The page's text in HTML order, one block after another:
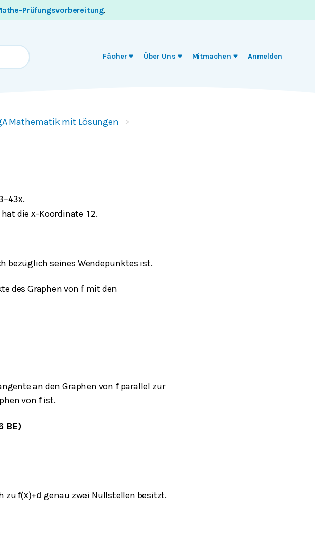
Prüfungsvorbereitung.
Fächer Über Uns Mitmachen Anmelden
Mathematik mit Lösungen
−43x.
hat diex-Koordinate 12.
bezüglich seines Wendepunktes ist.
des Graphen von fmit den
an den Graphen von fparallel zur
von fist.
BE)
zuf(x)+d genau zwei Nullstellen besitzt.